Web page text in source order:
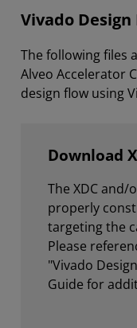
Vivado Design
The following files
Alveo Accelerator
design flow using
Download
The XDC
properly
targeting the
Please
"Vivado
Guide for